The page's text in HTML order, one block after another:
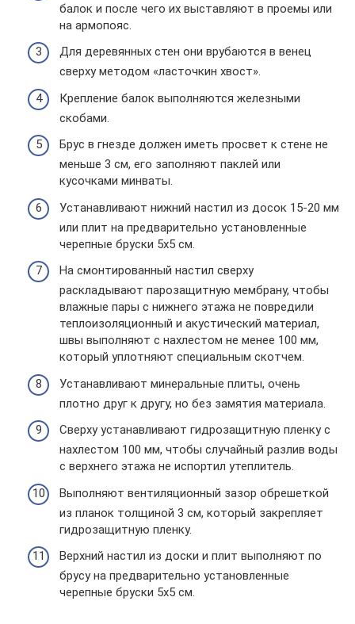
балок и после чего их выставляют в проемы или
на армопояс.
Для деревянных стен они врубаются в венец
сверху методом «ласточкин хвост».
Крепление балок выполняются железными
скобами.
Брус в гнезде должен иметь просвет к стене не
меньше 3 см, его заполняют паклей или
кусочками минваты.
Устанавливают нижний настил из досок 15-20 мм
или плит на предварительно установленные
черепные бруски 5х5 см.
На смонтированный настил сверху
раскладывают парозащитную мембрану, чтобы
влажные пары с нижнего этажа не повредили
теплоизоляционный и акустический материал,
швы выполняют с нахлестом не менее 100 мм,
который уплотняют специальным скотчем.
Устанавливают минеральные плиты, очень
плотно друг к другу, но без замятия материала.
Сверху устанавливают гидрозащитную пленку с
нахлестом 100 мм, чтобы случайный разлив воды
с верхнего этажа не испортил утеплитель.
Выполняют вентиляционный зазор обрешеткой
из планок толщиной 3 см, который закрепляет
гидрозащитную пленку.
Верхний настил из доски и плит выполняют по
брусу на предварительно установленные
черепные бруски 5х5 см.